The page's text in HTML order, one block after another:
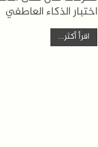
اختبار الذكاء العاطفي
اقرأ أكثر...